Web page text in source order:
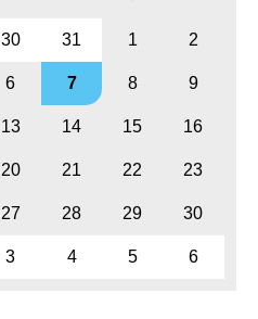
30 31 1 2
6 7 8 9
13 14 15 16
20 21 22 23
27 28 29 30
3 4 5 6